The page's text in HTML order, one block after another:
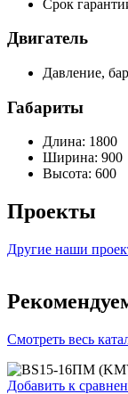
Срок
Двигатель
Давление,
Габариты
Длина: 1800
Ширина: 900
Высота: 600
Проекты
Другие наши
Смотреть весь
Добавить к